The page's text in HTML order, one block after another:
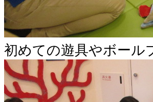
初めての遊具やボール